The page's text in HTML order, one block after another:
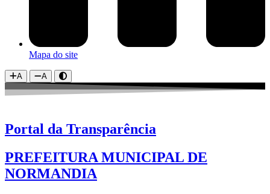
Mapa do site
A A
Portal da Transparência
PREFEITURA MUNICIPAL DE
NORMANDIA